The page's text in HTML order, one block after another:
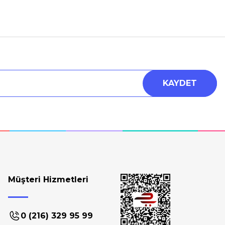
KAYDET
Müşteri Hizmetleri
0 (216) 329 95 99